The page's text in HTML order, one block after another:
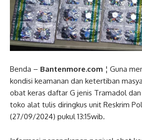
Benda – Bantenmore.com ¦ Guna
kondisi keamanan dan ketertiban
obat keras daftar G jenis Tramadol
toko alat tulis diringkus unit Reskrim
(27/09/2024) pukul 13:15wib.